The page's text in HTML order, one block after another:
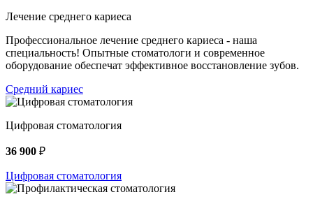
Лечение среднего кариеса
Профессиональное лечение среднего кариеса - наша
специальность! Опытные стоматологи и современное
оборудование обеспечат эффективное восстановление зубов.
Средний кариес
Цифровая стоматология
36 900 ₽
Цифровая стоматология